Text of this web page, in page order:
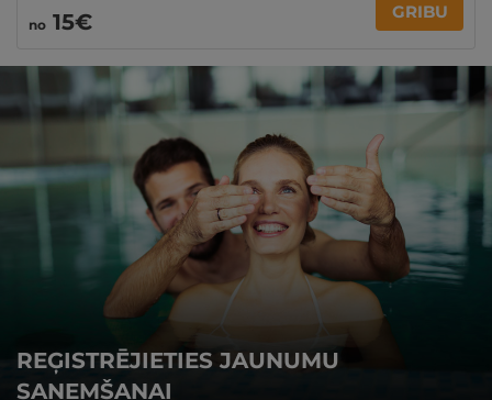
no 15€ GRIBU
REĢISTRĒJIETIES JAUNUMU
SAŅEMŠANAI